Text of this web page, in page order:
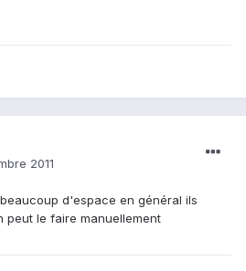
2011
d'espace en général ils
peut le faire manuellement